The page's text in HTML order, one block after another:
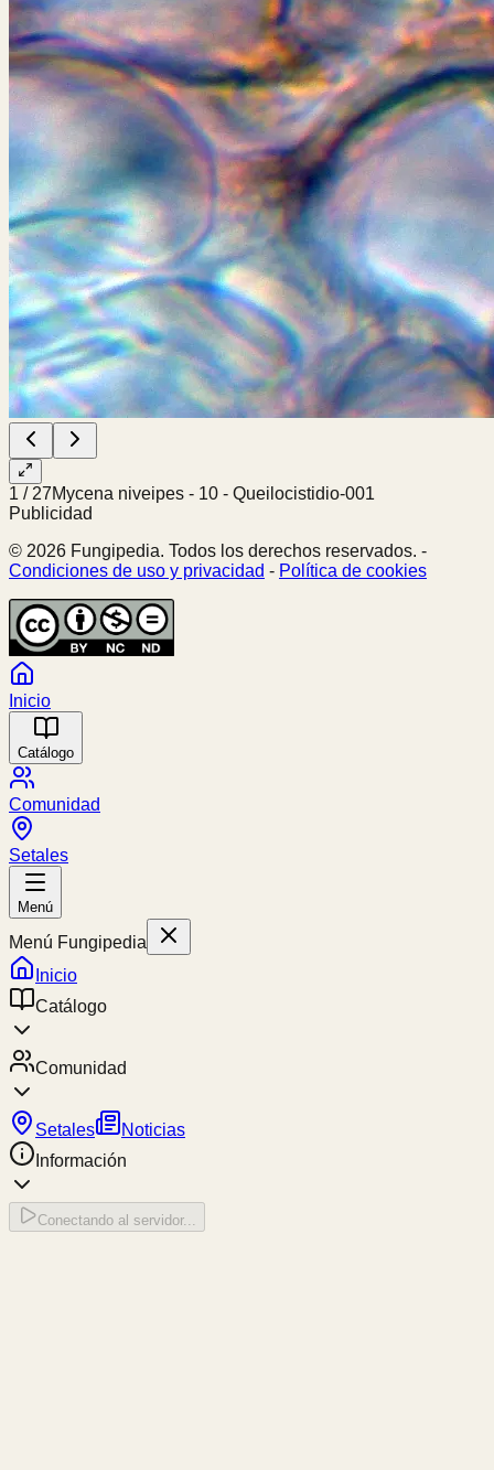
1 / 27Mycena niveipes - 10 - Queilocistidio-001
Publicidad
© 2026 Fungipedia. Todos los derechos reservados. -
Condiciones de uso y privacidad - Política de cookies
Inicio
Catálogo
Comunidad
Setales
Menú
Menú Fungipedia
Inicio
Catálogo
Comunidad
Setales
Noticias
Información
Conectando al servidor...